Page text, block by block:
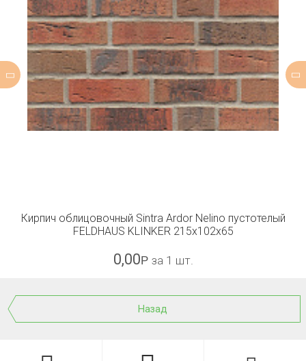
Кирпич облицовочный Sintra Ardor Nelino пустотелый
FELDHAUS KLINKER 215x102x65
0,00Р за 1 шт.
Назад